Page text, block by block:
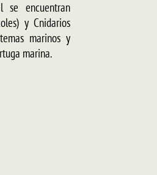
se encuentran
y Cnidarios
marinos y
marina.